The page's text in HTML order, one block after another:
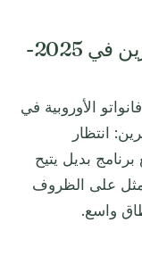
اعتبارات استراتيجية للمستثمرين في 2025-
الأوروبية في
انتظار
بديل يتيح
على الظروف
واسع.